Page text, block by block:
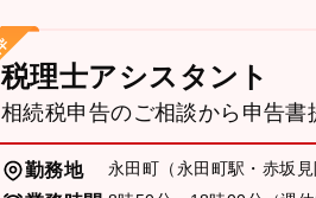
税理士アシスタント
相続税申告のご相談から申告書
勤務地 永田町（永田町駅・赤坂見